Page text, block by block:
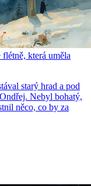
která uměla
starý hrad a pod
Nebyl bohatý,
něco, co by za